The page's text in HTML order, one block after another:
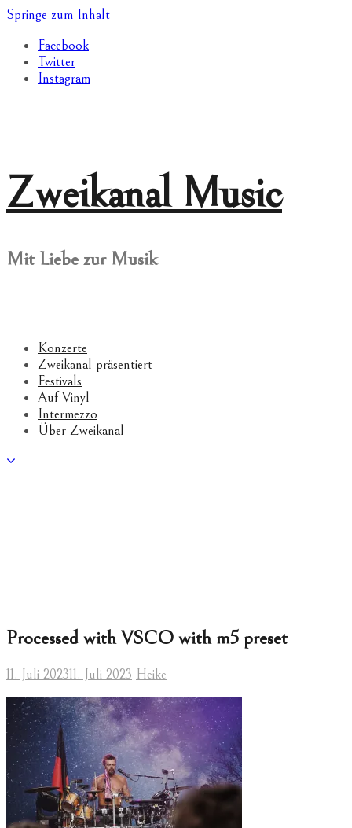
Springe zum Inhalt
Facebook
Twitter
Instagram
Zweikanal Music
Mit Liebe zur Musik
Konzerte
Zweikanal präsentiert
Festivals
Auf Vinyl
Intermezzo
Über Zweikanal
Processed with VSCO with m5 preset
11. Juli 202311. Juli 2023 Heike